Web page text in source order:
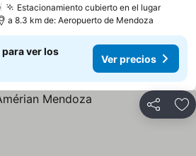
Estacionamiento cubierto en el lugar
a 8.3 km de: Aeropuerto de Mendoza
ver los
Ver precios
Compartir